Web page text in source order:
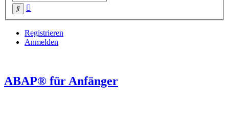
Suche
Registrieren
Anmelden
ABAP® für Anfänger